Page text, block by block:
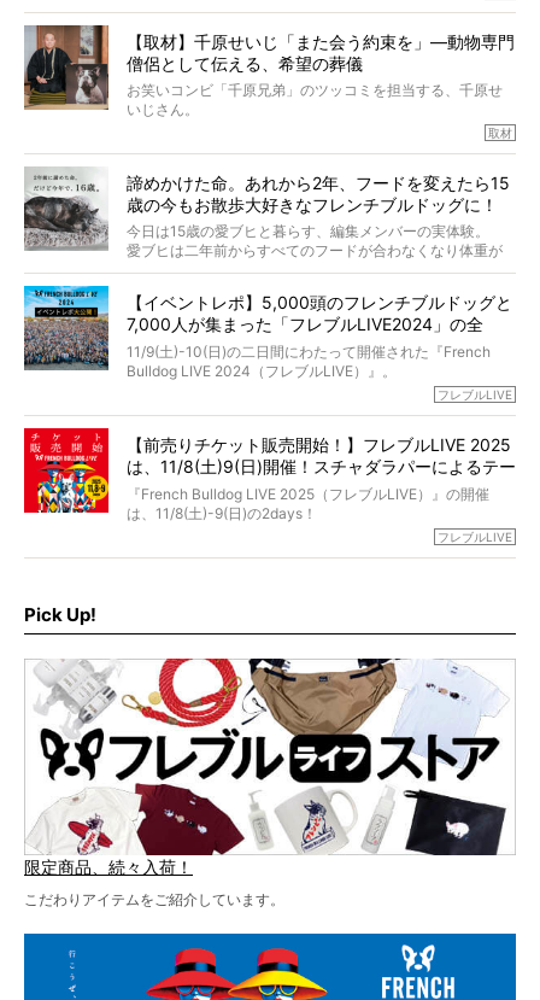
力をもつお笑い芸人「シークエンスはやとも」さんに、愛
犬の旅立ちや供養についてインタビュー。
インタビュアー兼対談相手は、大の犬好きで心霊分野の知
識にも長けているPELIさん。
「愛犬が旅立ったあと、ベッドやおもちゃはどうすればい
い？」「お骨はどうするべき？」「お花やお線香は喜んで
くれる？」
さらには、霊感がない人でも愛犬が成仏したことを知る方
法まで。
お笑い芸人だからこそ暗くなりすぎない、むしろ心がスッ
と軽くなる。
永久保存版のスペシャル対談です！
【取材】千原せいじ「また会う約束を」―動物専門
僧侶として伝える、希望の葬儀
お笑いコンビ「千原兄弟」のツッコミを担当する、千原せ
いじさん。
今年で結成35周年を迎え、芸人としての活躍も目覚ましい
た。
僧侶としての名は「靖賢（せいけん）」。
当時54歳という年齢にして、なぜ動物専門僧侶という道を
選んだのか。
また、愛犬の旅立ちとどのように向き合うべきなのか。
た。
取材
諦めかけた命。あれから2年、フードを変えたら15
歳の今もお散歩大好きなフレンチブルドッグに！
今日は15歳の愛ブヒと暮らす、編集メンバーの実体験。
愛ブヒは二年前からすべてのフードが合わなくなり体重が
激減。検査をしても異常はなく「年齢のせいですね…」と言
もう諦めるしかないのかな…そんなとき、我が家に届いたの
が「THE fu-do(ザ・フード)」の試食品でした。
そして「THE fu-do(ザ・フード)」を食べつづけて二年、愛
ブヒは15歳になり、今も元気にお散歩をしています。
今回は、二年前の絶望から今までを包み隠さず、時系列で
【イベントレポ】5,000頭のフレンチブルドッグと
7,000人が集まった「フレブルLIVE2024」の全
貌！
11/9(土)-10(日)の二日間にわたって開催された『French
Bulldog LIVE 2024（フレブルLIVE）』。
今年はのべ5,000頭のフレンチブルドッグと7,000人のフレ
day1の司会はフレブルラバーのロッチさん。day2の音楽フ
ェスには世代ど真ん中のPUFFYが出演するなど、例年以上
に豪華なラインナップ。
北は北海道、南は鹿児島県から。全国のフレンチブルドッ
グが一堂に会した「フレブルLIVE2024」の模様を、詳しく
フレブルLIVE
【前売りチケット販売開始！】フレブルLIVE 2025
は、11/8(土)9(日)開催！スチャダラパーによるテー
マソング制作も決定
『French Bulldog LIVE 2025（フレブルLIVE）』の開催
は、11/8(土)-9(日)の2days！
お得な前売りチケット、いよいよ販売スタートです！
ど、内容盛りだくさんでお送りしていますので、最後まで
お見逃しなく！
フレブルLIVE
Pick Up!
限定商品、続々入荷！
こだわりアイテムをご紹介しています。